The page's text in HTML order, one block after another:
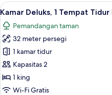
Tempat
Twin
Lihat
semua
foto
untuk
Kamar
Deluks,
1
Tempat
10
Kamar Deluks, 1 Tempat Tidur
Pemandangan taman
32 meter persegi
1 kamar tidur
Kapasitas 2
1 king
Wi-Fi Gratis